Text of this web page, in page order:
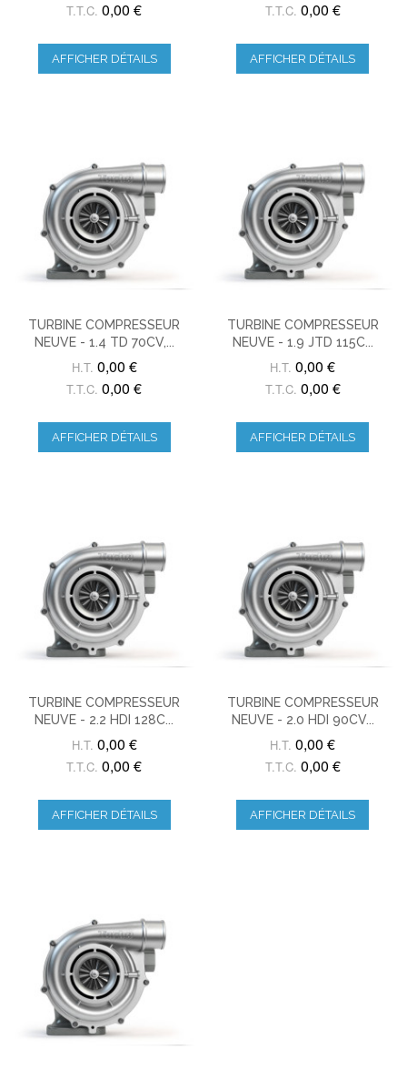
T.T.C. 0,00 €
AFFICHER DÉTAILS
T.T.C. 0,00 €
AFFICHER DÉTAILS
TURBINE COMPRESSEUR
NEUVE - 1.4 TD 70CV,...
H.T. 0,00 €
T.T.C. 0,00 €
AFFICHER DÉTAILS
TURBINE COMPRESSEUR
NEUVE - 1.9 JTD 115C...
H.T. 0,00 €
T.T.C. 0,00 €
AFFICHER DÉTAILS
TURBINE COMPRESSEUR
NEUVE - 2.2 HDI 128C...
H.T. 0,00 €
T.T.C. 0,00 €
AFFICHER DÉTAILS
TURBINE COMPRESSEUR
NEUVE - 2.0 HDI 90CV...
H.T. 0,00 €
T.T.C. 0,00 €
AFFICHER DÉTAILS